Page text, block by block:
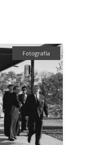
Fotografía